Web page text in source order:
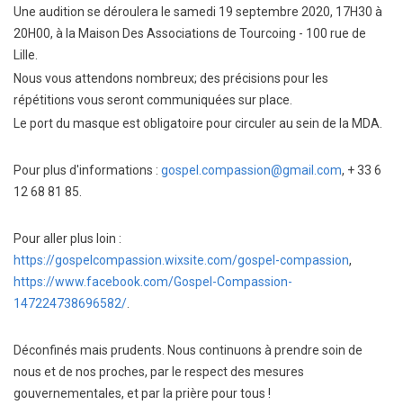
Une audition se déroulera le samedi 19 septembre 2020, 17H30 à
20H00, à la Maison Des Associations de Tourcoing - 100 rue de
Lille.
Nous vous attendons nombreux; des précisions pour les
répétitions vous seront communiquées sur place.
Le port du masque est obligatoire pour circuler au sein de la MDA.
Pour plus d'informations : gospel.compassion@gmail.com, + 33 6
12 68 81 85.
Pour aller plus loin :
https://gospelcompassion.wixsite.com/gospel-compassion,
https://www.facebook.com/Gospel-Compassion-
147224738696582/
Déconfinés mais prudents. Nous continuons à prendre soin de
nous et de nos proches, par le respect des mesures
gouvernementales, et par la prière pour tous !